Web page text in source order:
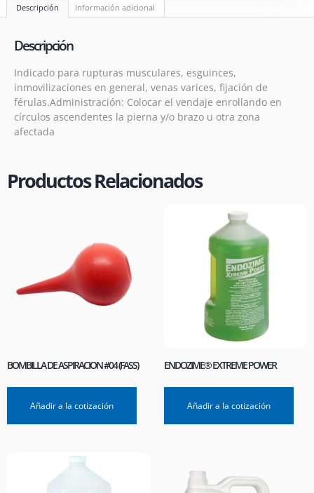
Descripción Información adicional
Descripción
Indicado para rupturas musculares, esguinces,
inmovilizaciones en general, venas varices, fijación de
férulas.Administración: Colocar el vendaje enrollando en
círculos ascendentes la pierna y/o brazo u otra zona
afectada
Productos Relacionados
BOMBILLA DE ASPIRACION #04 (FASS)
Añadir a la cotización
ENDOZIME® EXTREME POWER
Añadir a la cotización